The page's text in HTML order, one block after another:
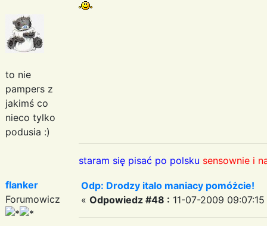
to nie
pampers z
jakimś co
nieco tylko
podusia :)
staram się pisać po polsku sensownie i
flanker
Forumowicz
Odp: Drodzy italo maniacy pomóżcie!
« Odpowiedz #48 : 11-07-2009 09:07:15